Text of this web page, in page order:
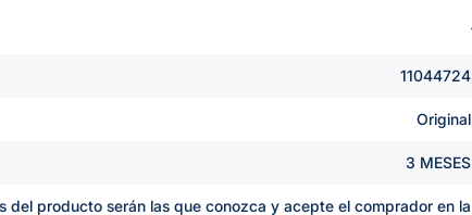
11044724
Original
3 MESES
producto serán las que conozca y acepte el comprador en la